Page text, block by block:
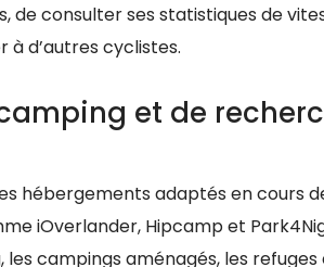
de consulter ses statistiques de
d’autres cyclistes.
et de
hébergements adaptés en cours
iOverlander, Hipcamp et
campings aménagés, les